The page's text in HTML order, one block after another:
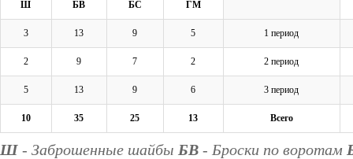
Ш
БВ БС ГМ
3 13 9 5 1 период
2 9 7 2 2 период
5 13 9 6 3 период
10 35 25 13 Всего
Ш - Заброшенные шайбы БВ - Броски по воротам